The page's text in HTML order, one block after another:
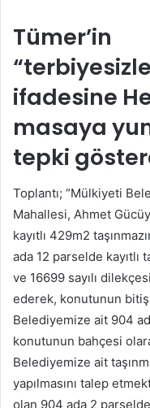
Tümer’in
ifadesine
masaya
tepki
Toplantı; “Mülkiyeti
Mahallesi, Ahmet
kayıtlı 429m2
ada 12 parselde kayıtlı
ve 16699 sayılı
ederek, konutunun
Belediyemize ait 904
konutunun bahçesi
Belediyemize ait
yapılmasını talep
olan 904 ada 2 parselde